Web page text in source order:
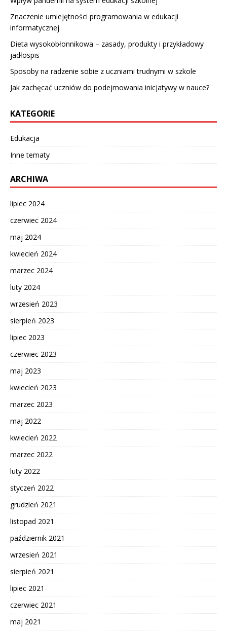
Znaczenie umiejętności programowania w edukacji
informatycznej
Dieta wysokobłonnikowa – zasady, produkty i przykładowy
jadłospis
Sposoby na radzenie sobie z uczniami trudnymi w szkole
Jak zachęcać uczniów do podejmowania inicjatywy w nauce?
KATEGORIE
Edukacja
Inne tematy
ARCHIWA
lipiec 2024
czerwiec 2024
maj 2024
kwiecień 2024
marzec 2024
luty 2024
wrzesień 2023
sierpień 2023
lipiec 2023
czerwiec 2023
maj 2023
kwiecień 2023
marzec 2023
maj 2022
kwiecień 2022
marzec 2022
luty 2022
styczeń 2022
grudzień 2021
listopad 2021
październik 2021
wrzesień 2021
sierpień 2021
lipiec 2021
czerwiec 2021
maj 2021